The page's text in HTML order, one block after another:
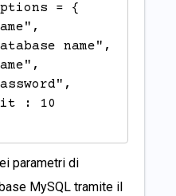
= {
name",
: 10
parametri di
MySQL tramite il